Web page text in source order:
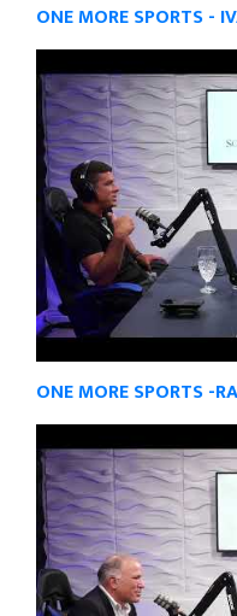
ONE MORE SPORTS -
ONE MORE SPORTS -